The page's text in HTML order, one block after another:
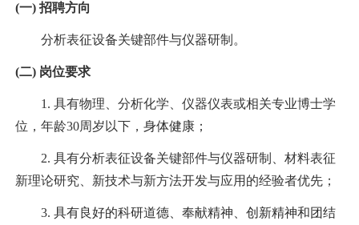
(一) 招聘方向
分析表征设备关键部件与仪器研制。
(二) 岗位要求
1. 具有物理、分析化学、仪器仪表或相关专业博士学
位，年龄30周岁以下， 身体健康；
2. 具有分析表征设备关键部件与仪器研制、材料表征
新理论研究、新技术与新方法开发与应用的经验者优先；
3. 具有良好的科研道德、奉献精神、创新精神和团结